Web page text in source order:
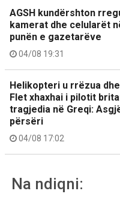
AGSH kundërshton
kamerat dhe celularët
punën e gazetarëve
04/08 19:31
Helikopteri u rrëzua
Flet xhaxhai i pilotit
tragjedia në Greqi:
përsëri
04/08 17:02
Na ndiqni: